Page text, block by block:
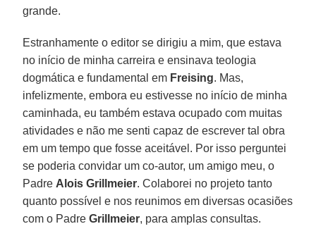
grande.
Estranhamente o editor se dirigiu a mim, que estava
no início de minha carreira e ensinava teologia
dogmática e fundamental em Freising. Mas,
infelizmente, embora eu estivesse no início de minha
caminhada, eu também estava ocupado com muitas
atividades e não me senti capaz de escrever tal obra
em um tempo que fosse aceitável. Por isso perguntei
se poderia convidar um co-autor, um amigo meu, o
Padre Alois Grillmeier. Colaborei no projeto tanto
quanto possível e nos reunimos em diversas ocasiões
com o PadreGrillmeier, para amplas consultas.